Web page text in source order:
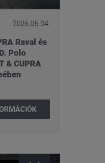
2026.06.04.
Raval és
Polo
& CUPRA